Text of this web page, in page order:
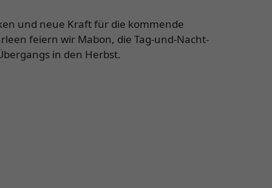
und neue Kraft für die kommende
in den Herbst.